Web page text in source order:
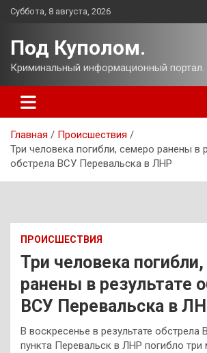
Перейти
Суббота, 8 августа, 2026
Под Куполом.
Криминальный информационный портал.
Главная
Происшествия
Три человека погибли, семеро ранены в
обстрела ВСУ Перевальска в ЛНР
ПРОИСШЕСТВИЯ
Три человека
ранены в результате
ВСУ Перевальска в
В воскресенье в результате обстрела
пункта Перевальск в ЛНР погибло три